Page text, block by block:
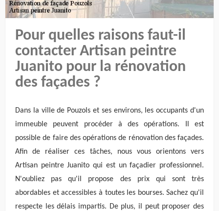
Pour quelles raisons faut-il
contacter Artisan peintre
Juanito pour la rénovation
des façades ?
Dans la ville de Pouzols et ses environs, les occupants d'un
immeuble peuvent procéder à des opérations. Il est
possible de faire des opérations de rénovation des façades.
Afin de réaliser ces tâches, nous vous orientons vers
Artisan peintre Juanito qui est un façadier professionnel.
N'oubliez pas qu'il propose des prix qui sont très
abordables et accessibles à toutes les bourses. Sachez qu'il
respecte les délais impartis. De plus, il peut proposer des